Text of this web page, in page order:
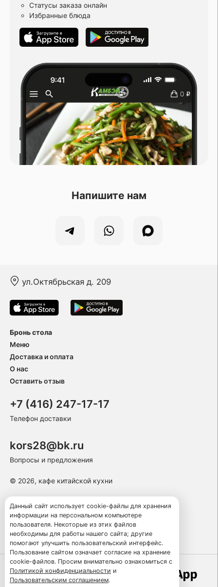
Статусы заказа онлайн
Избранные блюда
Напишите нам
ул.Октябрьская д. 209
Бронь стола
Меню
Доставка и оплата
О нас
Оставить отзыв
+7 (416) 247-17-17
Телефон доставки
kors28@bk.ru
Вопросы и предложения
© 2026, кафе китайской кухни
Пользовательское соглашение
Политика конфиденциальности
Публичная оферта
Работает по технологии
Данный сайт использует cookie-файлы для хранения
информации на персональном компьютере
пользователя. Некоторые из этих файлов
необходимы для работы нашего сайта; другие
помогают улучшить пользовательский интерфейс.
Пользование сайтом означает согласие на хранение
cookie-файлов. Просим внимательно ознакомиться с
Политикой конфиденциальности и
Пользовательским соглашением.